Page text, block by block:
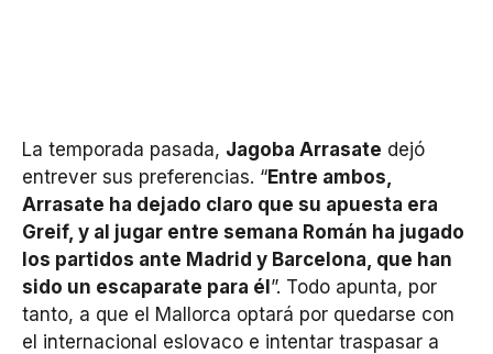
La temporada pasada, Jagoba Arrasate dejó
entrever sus preferencias. “Entre ambos,
Arrasate ha dejado claro que su apuesta era
Greif, y al jugar entre semana Román ha jugado
los partidos ante Madrid y Barcelona, que han
sido un escaparate para él”. Todo apunta, por
tanto, a que el Mallorca optará por quedarse con
el internacional eslovaco e intentar traspasar a